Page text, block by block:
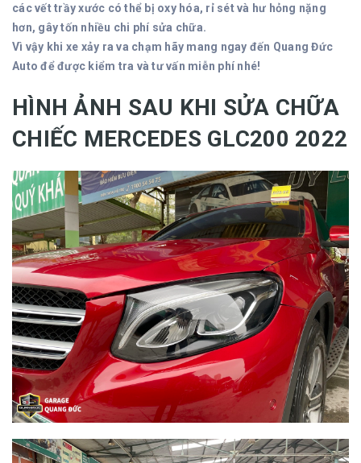
các vết trầy xước có thể bị oxy hóa, rỉ sét và hư hỏng nặng
hơn, gây tốn nhiều chi phí sửa chữa.
Vì vậy khi xe xảy ra va chạm hãy mang ngay đến Quang Đức
Auto để được kiểm tra và tư vấn miễn phí nhé!
HÌNH ẢNH SAU KHI SỬA CHỮA
CHIẾC MERCEDES GLC200 2022